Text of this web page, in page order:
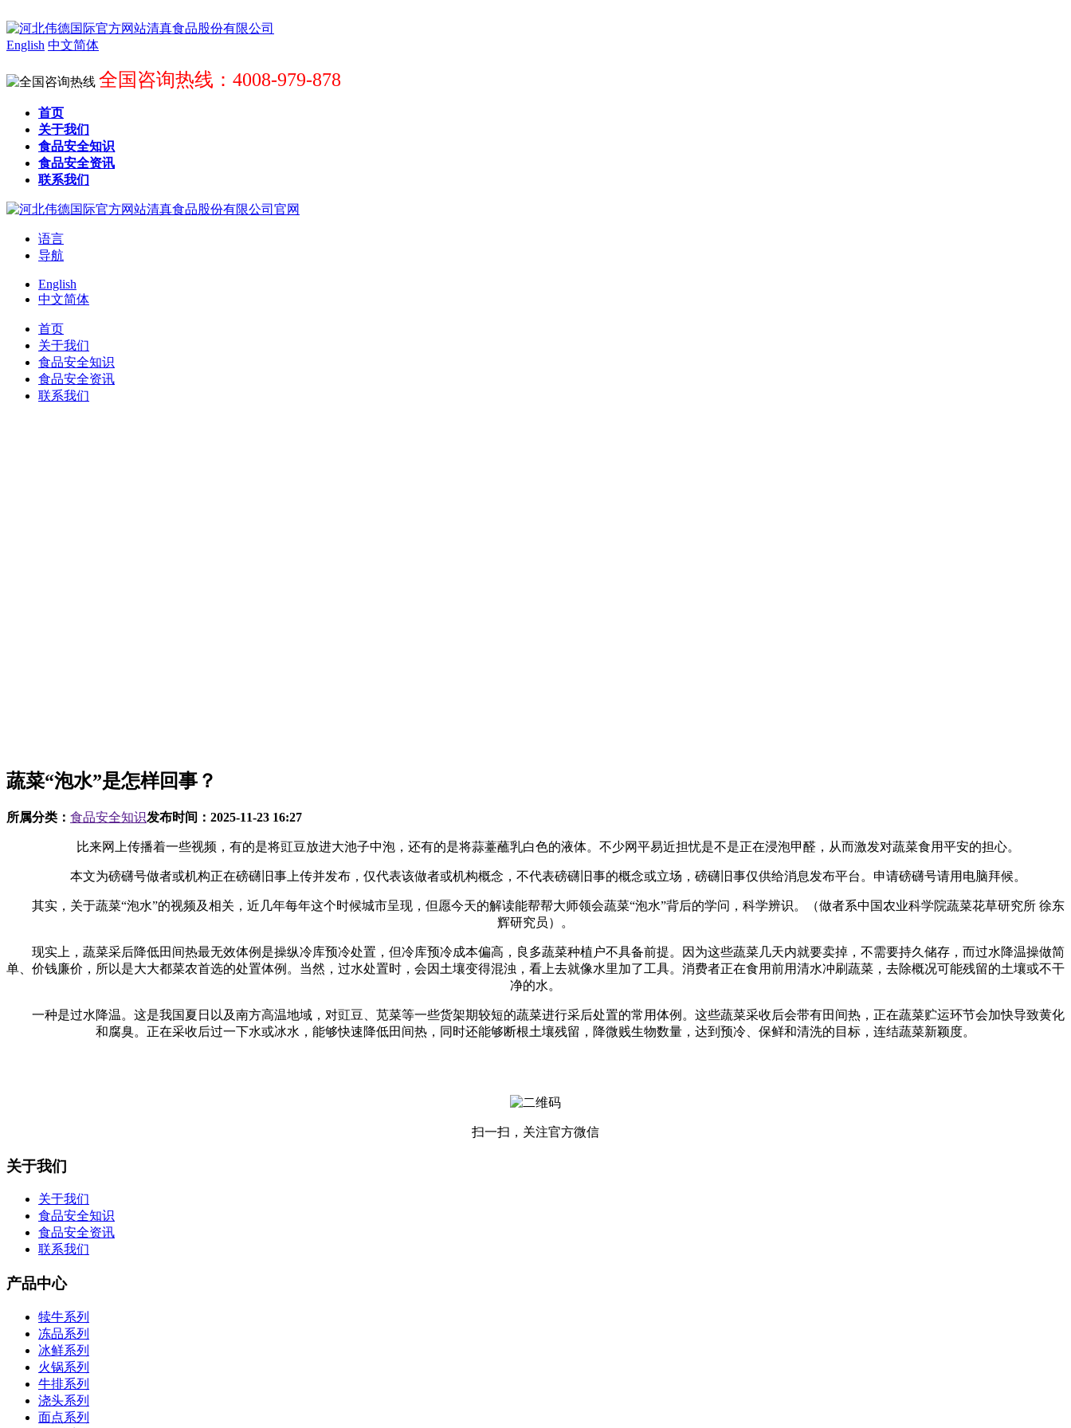
English 中文简体
全国咨询热线：4008-979-878
首页
关于我们
食品安全知识
食品安全资讯
联系我们
语言
导航
English
中文简体
首页
关于我们
食品安全知识
食品安全资讯
联系我们
蔬菜“泡水”是怎样回事？
所属分类： 食品安全知识发布时间： 2025-11-23 16:27
比来网上传播着一些视频，有的是将豇豆放进大池子中泡，还有的是将蒜薹蘸乳白色的液体。不少网平易近担忧是不是正在浸泡甲醛，从而激发对蔬菜食用平安的担心。
本文为磅礴号做者或机构正在磅礴旧事上传并发布，仅代表该做者或机构概念，不代表磅礴旧事的概念或立场，磅礴旧事仅供给消息发布平台。申请磅礴号请用电脑拜候。
其实，关于蔬菜“泡水”的视频及相关，近几年每年这个时候城市呈现，但愿今天的解读能帮帮大师领会蔬菜“泡水”背后的学问，科学辨识。（做者系中国农业科学院蔬菜花草研究所 徐东
辉研究员）。
现实上，蔬菜采后降低田间热最无效体例是操纵冷库预冷处置，但冷库预冷成本偏高，良多蔬菜种植户不具备前提。因为这些蔬菜几天内就要卖掉，不需要持久储存，而过水降温操做简
单、价钱廉价，所以是大大都菜农首选的处置体例。当然，过水处置时，会因土壤变得混浊，看上去就像水里加了工具。消费者正在食用前用清水冲刷蔬菜，去除概况可能残留的土壤或不干
净的水。
一种是过水降温。这是我国夏日以及南方高温地域，对豇豆、苋菜等一些货架期较短的蔬菜进行采后处置的常用体例。这些蔬菜采收后会带有田间热，正在蔬菜贮运环节会加快导致黄化
和腐臭。正在采收后过一下水或冰水，能够快速降低田间热，同时还能够断根土壤残留，降微贱生物数量，达到预冷、保鲜和清洗的目标，连结蔬菜新颖度。
扫一扫，关注官方微信
关于我们
关于我们
食品安全知识
食品安全资讯
联系我们
产品中心
犊牛系列
冻品系列
冰鲜系列
火锅系列
牛排系列
浇头系列
面点系列